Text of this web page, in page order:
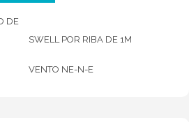
DE
SWELL POR RIBA DE 1M
VENTO NE-N-E